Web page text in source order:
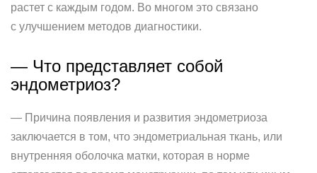
растет с каждым годом. Во многом это связано
с улучшением методов диагностики.
— Что представляет собой
эндометриоз?
— Причина появления и развития эндометриоза
заключается в том, что эндометриальная ткань, или
внутренняя оболочка матки, которая в норме